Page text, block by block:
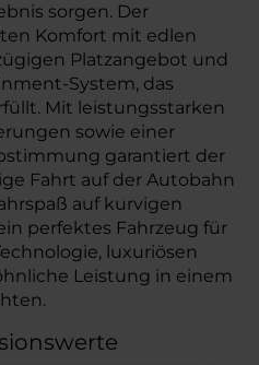
sorgen. Der
Komfort mit edlen
Platzangebot und
System, das
Mit leistungsstarken
sowie einer
garantiert der
Fahrt auf der Autobahn
auf kurvigen
perfektes Fahrzeug für
luxuriösen
Leistung in einem